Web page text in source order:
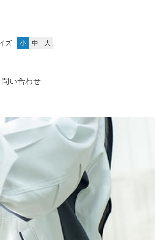
ズ 小 中 大
問い合わせ